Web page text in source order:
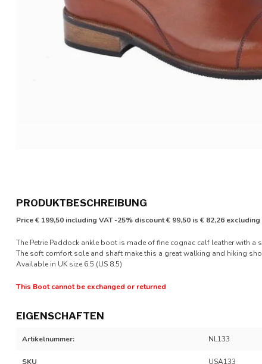
PRODUKTBESCHREIBUNG
Price € 199,50 including VAT -25% discount € 99,50 is € 82,26 excluding
The Petrie Paddock ankle boot is made of fine cognac calf leather with
The soft comfort sole and shaft make this a great walking and hiking
Available in UK size 6.5 (US 8.5)
This Boot cannot be exchanged or returned
EIGENSCHAFTEN
Artikelnummer: NL133
SKU USA133